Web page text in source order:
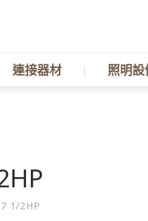
連接器材 照明設
1/2HP